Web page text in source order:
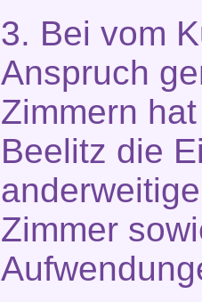
3. Bei vom
Anspruch
Zimmern
Beelitz die
Zimmer